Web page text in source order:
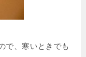
で、寒いときでも